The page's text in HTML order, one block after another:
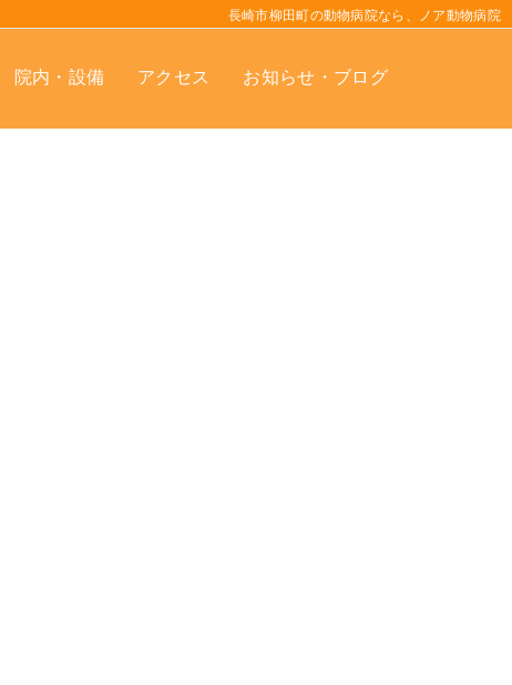
長崎市柳田町の動物病院なら、ノア動物病院
院内・設備 アクセス お知らせ・ブログ